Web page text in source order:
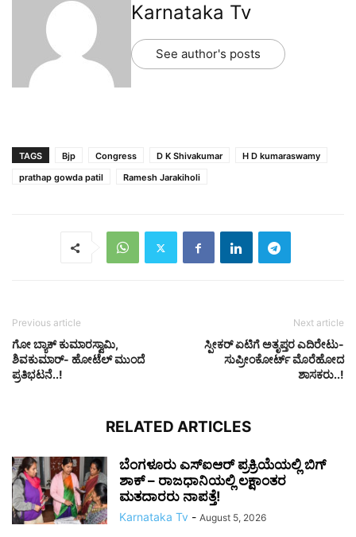
Karnataka Tv
See author's posts
TAGS Bjp Congress D K Shivakumar
H D kumaraswamy
prathap gowda patil
Ramesh Jarakiholi
Previous article
ಗೋ ಬ್ಯಾಕ್ ಕುಮಾರಸ್ವಾಮಿ,
ಶಿವಕುಮಾರ್- ಹೋಟೆಲ್ ಮುಂದೆ
ಪ್ರತಿಭಟನೆ..!
Next article
ಸ್ಪೀಕರ್ ಏಟಿಗೆ ಅತೃಪ್ತರ ಎದಿರೇಟು-
ಸುಪ್ರೀಂಕೋರ್ಟ್ ಮೊರೆಹೋದ
ಶಾಸಕರು..!
RELATED ARTICLES
ಬೆಂಗಳೂರು ಎಸ್‌ಐಆರ್ ಪ್ರಕ್ರಿಯೆಯಲ್ಲಿ ಬಿಗ್
ಶಾಕ್ – ರಾಜಧಾನಿಯಲ್ಲಿ ಲಕ್ಷಾಂತರ
ಮತದಾರರು ನಾಪತ್ತೆ!
Karnataka Tv - August 5, 2026